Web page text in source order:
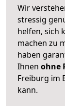
Wir
stressig
helfen, sich
machen zu
haben
Ihnen ohne
Freiburg im
kann.